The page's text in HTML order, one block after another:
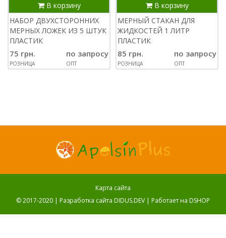
В корзину
НАБОР ДВУХСТОРОННИХ
МЕРНЫХ ЛОЖЕК ИЗ 5 ШТУК
ПЛАСТИК
75 грн.
РОЗНИЦА
по запросу
ОПТ
В корзину
МЕРНЫЙ СТАКАН ДЛЯ
ЖИДКОСТЕЙ 1 ЛИТР
ПЛАСТИК
85 грн.
РОЗНИЦА
по запросу
ОПТ
Карта сайта
© 2017-2020 | Разработка сайта DIDUS.DEV | Работает на DSHOP